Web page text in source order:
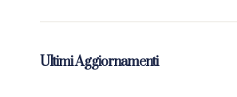
Ultimi Aggiornamenti